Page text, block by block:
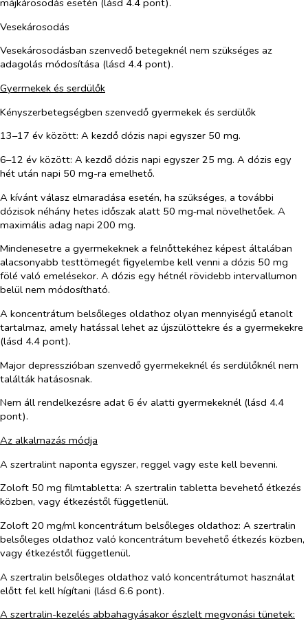
májkárosodás esetén (lásd 4.4 pont).
Vesekárosodás
Vesekárosodásban szenvedő betegeknél nem szükséges az
adagolás módosítása (lásd 4.4 pont).
Gyermekek és serdülők
Kényszerbetegségben szenvedő gyermekek és serdülők
13–17 év között: A kezdő dózis napi egyszer 50 mg.
6–12 év között: A kezdő dózis napi egyszer 25 mg. A dózis egy
hét után napi 50 mg-ra emelhető.
A kívánt válasz elmaradása esetén, ha szükséges, a további
dózisok néhány hetes időszak alatt 50 mg‑mal növelhetőek. A
maximális adag napi 200 mg.
Mindenesetre a gyermekeknek a felnőttekéhez képest általában
alacsonyabb testtömegét figyelembe kell venni a dózis 50 mg
fölé való emelésekor. A dózis egy hétnél rövidebb intervallumon
belül nem módosítható.
A koncentrátum belsőleges oldathoz olyan mennyiségű etanolt
tartalmaz, amely hatással lehet az újszülöttekre és a gyermekekre
(lásd 4.4 pont).
Major depresszióban szenvedő gyermekeknél és serdülőknél nem
találták hatásosnak.
Nem áll rendelkezésre adat 6 év alatti gyermekeknél (lásd 4.4
pont).
Az alkalmazás módja
A szertralint naponta egyszer, reggel vagy este kell bevenni.
Zoloft 50 mg filmtabletta: A szertralin tabletta bevehető étkezés
közben, vagy étkezéstől függetlenül.
Zoloft 20 mg/ml koncentrátum belsőleges oldathoz: A szertralin
belsőleges oldathoz való koncentrátum bevehető étkezés közben,
vagy étkezéstől függetlenül.
A szertralin belsőleges oldathoz való koncentrátumot használat
előtt fel kell hígítani (lásd 6.6 pont).
A szertralin-kezelés abbahagyásakor észlelt megvonási tünetek: